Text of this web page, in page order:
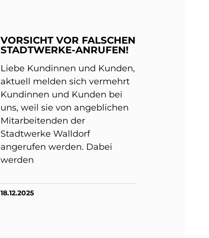
VORSICHT VOR FALSCHEN
STADTWERKE-ANRUFEN!
Liebe Kundinnen und Kunden,
aktuell melden sich vermehrt
Kundinnen und Kunden bei
uns, weil sie von angeblichen
Mitarbeitenden der
Stadtwerke Walldorf
angerufen werden. Dabei
werden
18.12.2025